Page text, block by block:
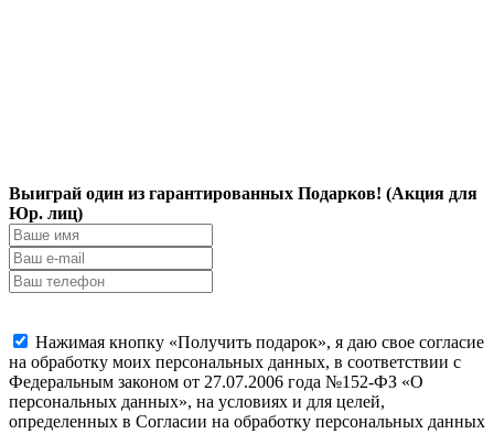
Выиграй один из гарантированных Подарков! (Акция для
Юр. лиц)
Нажимая кнопку «Получить подарок», я даю свое согласие
на обработку моих персональных данных, в соответствии с
Федеральным законом от 27.07.2006 года №152-ФЗ «О
персональных данных», на условиях и для целей,
определенных в Согласии на обработку персональных данных